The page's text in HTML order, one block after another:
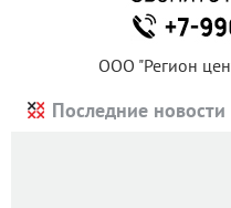
ООО "Регион
Последние новости